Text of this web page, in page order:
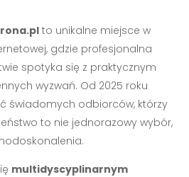
to unikalne miejsce w
gdzie profesjonalna
spotyka się z praktycznym
wyzwań. Od 2025 roku
świadomych odbiorców, którzy
to nie jednorazowy wybór,
multidyscyplinarnym